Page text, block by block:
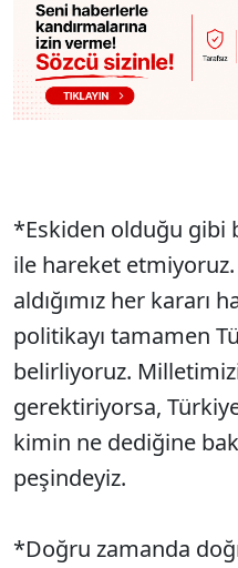
*Eskiden olduğu gibi
ile hareket etmiyoruz.
aldığımız her kararı
politikayı tamamen
belirliyoruz.
gerektiriyorsa,
kimin ne dediğine
peşindeyiz.
*Doğru zamanda